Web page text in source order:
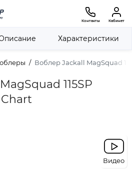
Контакты Кабинет
Воблер Jackall MagSquad
115SP
Chart
Характеристики
Видео